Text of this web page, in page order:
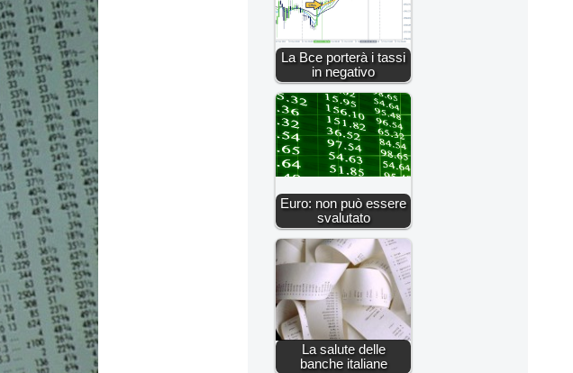
La Bce porterà i tassi
in negativo
Euro: non può essere
svalutato
La salute delle
banche italiane